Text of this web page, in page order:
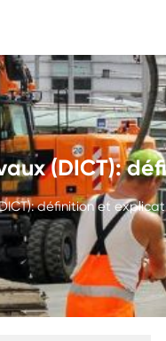
(DICT):
définition et